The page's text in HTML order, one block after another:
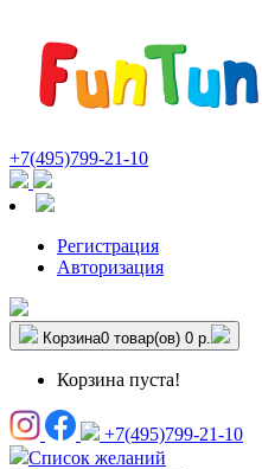
+7(495)799-21-10
Регистрация
Авторизация
Корзина0 товар(ов) 0 р.
Корзина пуста!
+7(495)799-21-10
Список желаний